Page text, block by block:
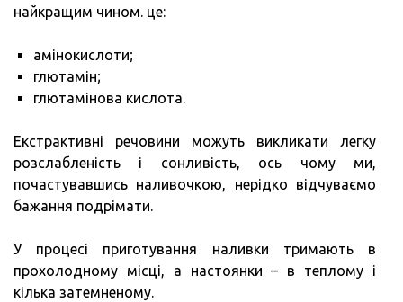
найкращим чином. це:
амінокислоти;
глютамін;
глютамінова кислота.
Екстрактивні речовини можуть викликати легку
розслабленість і сонливість, ось чому ми,
почастувавшись наливочкою, нерідко відчуваємо
бажання подрімати.
У процесі приготування наливки тримають в
прохолодному місці, а настоянки – в теплому і
кілька затемненому.